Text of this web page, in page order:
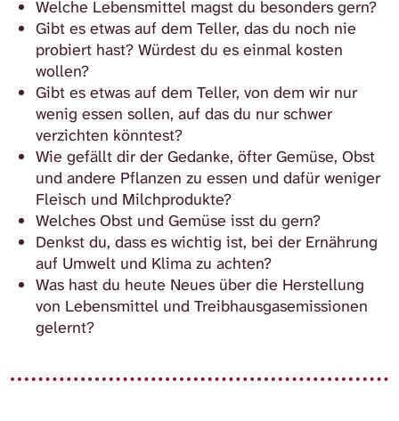
Welche Lebensmittel magst du besonders gern?
Gibt es etwas auf dem Teller, das du noch nie
probiert hast? Würdest du es einmal kosten
wollen?
Gibt es etwas auf dem Teller, von dem wir nur
wenig essen sollen, auf das du nur schwer
verzichten könntest?
Wie gefällt dir der Gedanke, öfter Gemüse, Obst
und andere Pflanzen zu essen und dafür weniger
Fleisch und Milchprodukte?
Welches Obst und Gemüse isst du gern?
Denkst du, dass es wichtig ist, bei der Ernährung
auf Umwelt und Klima zu achten?
Was hast du heute Neues über die Herstellung
von Lebensmittel und Treibhausgasemissionen
gelernt?